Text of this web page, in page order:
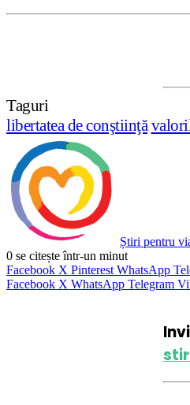
Taguri
libertatea de conştiinţă
Știri pentru
0 se citește într-un minut
Facebook X Pinterest WhatsApp
Facebook X WhatsApp Telegram